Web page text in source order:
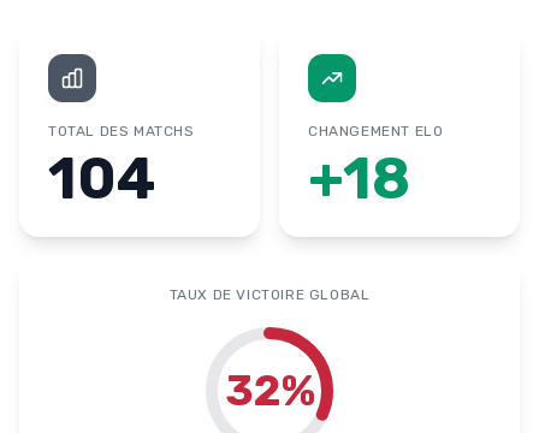
TOTAL DES MATCHS
104
CHANGEMENT ELO
+18
TAUX DE VICTOIRE GLOBAL
32%